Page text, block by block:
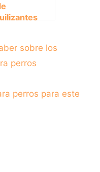
a
sobre los
perros
perros para este